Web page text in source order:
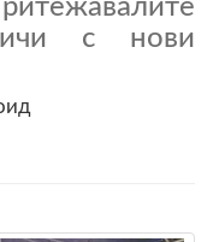
с нови